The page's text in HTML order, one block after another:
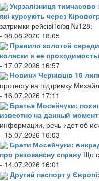
Укрзалізниця тимчасово
які курсують через
затримки рейсівПоїзд №128:
- 08.08.2026 18:05
Правило золотой
коляски и ее
- 17.07.2026 16:57
Новини Чернівців 16
протесту на підтримку
- 16.07.2026 17:11
Братья Мосейчуки:
известно на данный момент
информации, речь идет об
- 15.07.2026 16:03
Брати Мосейчуки:
про резонансну справу Що
- 14.07.2026 16:01
Другий паспорт у